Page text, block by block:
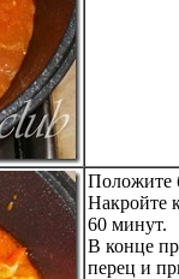
Положите
Накройте
60 минут.
В конце
перец и